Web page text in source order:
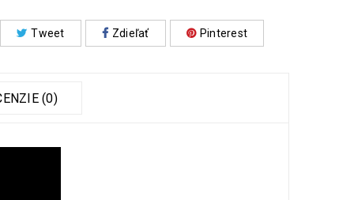
Tweet Zdieľať Pinterest
(0)